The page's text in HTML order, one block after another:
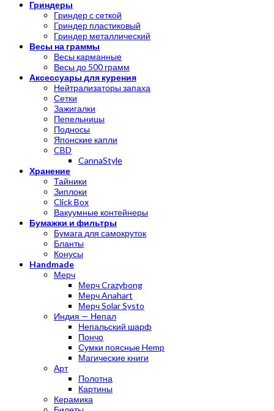
Гриндеры
Гриндер с сеткой
Гриндер пластиковый
Гриндер металлический
Весы на граммы
Весы карманные
Весы до 500 грамм
Аксессуары для курения
Нейтрализаторы запаха
Сетки
Зажигалки
Пепельницы
Подносы
Японские капли
CBD
CannaStyle
Хранение
Тайники
Зиплоки
Click Box
Вакуумные контейнеры
Бумажки и фильтры
Бумага для самокруток
Бланты
Конусы
Handmade
Мерч
Мерч Crazybong
Мерч Anahart
Мерч Solar Systo
Индия — Непал
Непальский шарф
Пончо
Сумки поясные Hemp
Магические книги
Арт
Полотна
Картины
Керамика